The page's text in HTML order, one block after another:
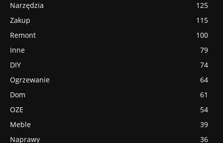
Narzędzia
125
Zakup
115
Remont
100
Inne
79
DIY
74
Ogrzewanie
64
Dom
61
OZE
54
Meble
39
Naprawy
36